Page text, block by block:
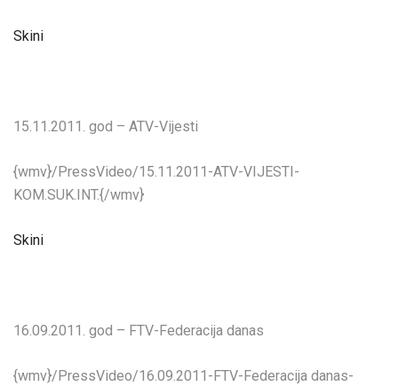
Skini
15.11.2011. god – ATV-Vijesti
{wmv}/PressVideo/15.11.2011-ATV-VIJESTI-
KOM.SUK.INT.{/wmv}
Skini
16.09.2011. god – FTV-Federacija danas
{wmv}/PressVideo/16.09.2011-FTV-Federacija danas-